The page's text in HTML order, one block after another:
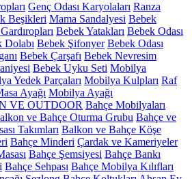
Genç Odası Karyolaları Ranza
Beşikleri Mama Sandalyesi Bebek
Bebek Yatakları Bebek Odası
Dolabı Bebek Şifonyer Bebek Odası
Bebek Çarşafı Bebek Nevresim
Bebek Uyku Seti Mobilya
Yedek Parçaları Mobilya Kulpları Raf
Ayağı Mobilya Ayağı
VE OUTDOOR Bahçe Mobilyaları
ve Bahçe Oturma Grubu Bahçe ve
Takımları Balkon ve Bahçe Köşe
Bahçe Minderi Çardak ve Kameriyeler
Bahçe Şemsiyesi Bahçe Bankı
Bahçe Sehpası Bahçe Mobilya Kılıfları